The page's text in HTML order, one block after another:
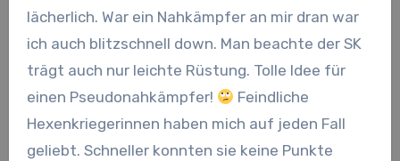
lächerlich. War ein Nahkämpfer an mir dran war
ich auch blitzschnell down. Man beachte der SK
trägt auch nur leichte Rüstung. Tolle Idee für
einen Pseudonahkämpfer!
Feindliche
Hexenkriegerinnen haben mich auf jeden Fall
geliebt. Schneller konnten sie keine Punkte